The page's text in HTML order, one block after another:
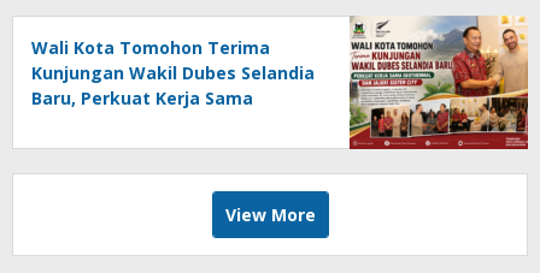
Wali Kota Tomohon Terima
Kunjungan Wakil Dubes Selandia
Baru, Perkuat Kerja Sama
View More